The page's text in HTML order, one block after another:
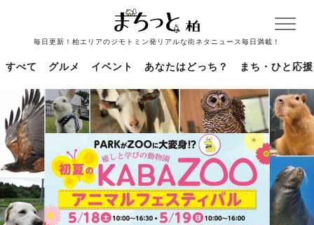
毎日更新！柏エリアのジモトミン発リアルな街ネタニュース毎日満載！
すべて グルメ イベント あなたはどっち？ まち・ひと応援